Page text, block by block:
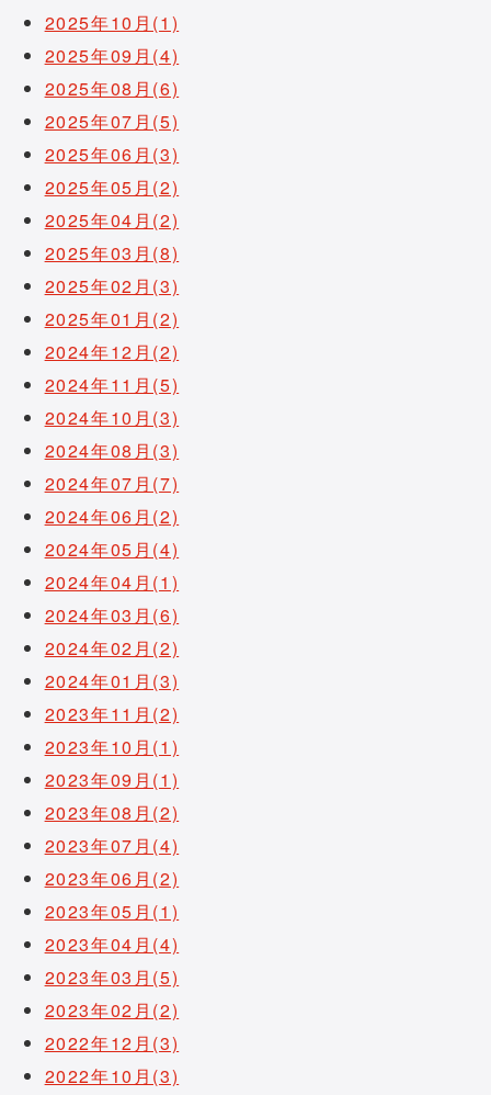
2025年10月(1)
2025年09月(4)
2025年08月(6)
2025年07月(5)
2025年06月(3)
2025年05月(2)
2025年04月(2)
2025年03月(8)
2025年02月(3)
2025年01月(2)
2024年12月(2)
2024年11月(5)
2024年10月(3)
2024年08月(3)
2024年07月(7)
2024年06月(2)
2024年05月(4)
2024年04月(1)
2024年03月(6)
2024年02月(2)
2024年01月(3)
2023年11月(2)
2023年10月(1)
2023年09月(1)
2023年08月(2)
2023年07月(4)
2023年06月(2)
2023年05月(1)
2023年04月(4)
2023年03月(5)
2023年02月(2)
2022年12月(3)
2022年10月(3)